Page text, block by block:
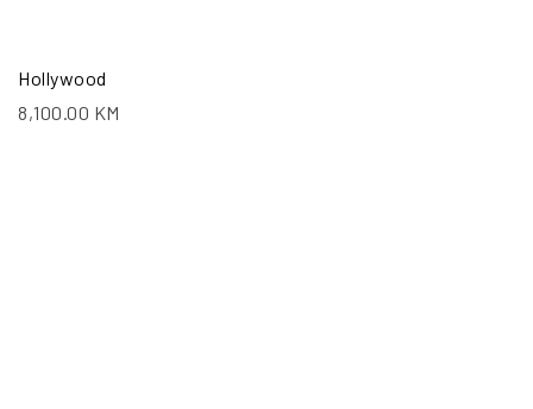
Hollywood
8,100.00 KM